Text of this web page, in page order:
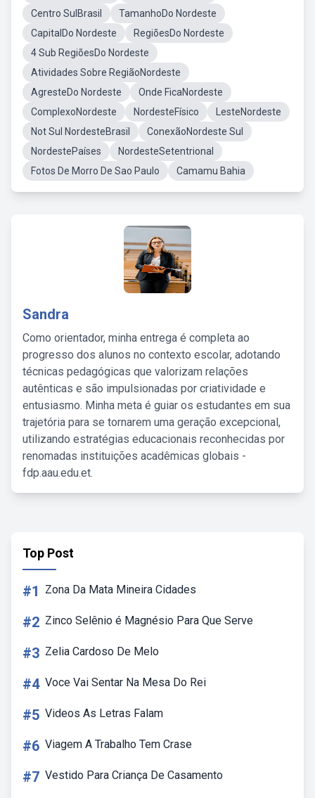
Centro SulBrasil
TamanhoDo Nordeste
CapitalDo Nordeste
RegiõesDo Nordeste
4 Sub RegiõesDo Nordeste
Atividades Sobre RegiãoNordeste
AgresteDo Nordeste
Onde FicaNordeste
ComplexoNordeste
NordesteFísico
LesteNordeste
Not Sul NordesteBrasil
ConexãoNordeste Sul
NordestePaíses
NordesteSetentrional
Fotos De Morro De Sao Paulo
Camamu Bahia
Sandra
Como orientador, minha entrega é completa ao
progresso dos alunos no contexto escolar, adotando
técnicas pedagógicas que valorizam relações
autênticas e são impulsionadas por criatividade e
entusiasmo. Minha meta é guiar os estudantes em sua
trajetória para se tornarem uma geração excepcional,
utilizando estratégias educacionais reconhecidas por
renomadas instituições acadêmicas globais -
fdp.aau.edu.et.
Top Post
#1 Zona Da Mata Mineira Cidades
#2 Zinco Selênio é Magnésio Para Que Serve
#3 Zelia Cardoso De Melo
#4 Voce Vai Sentar Na Mesa Do Rei
#5 Videos As Letras Falam
#6 Viagem A Trabalho Tem Crase
#7 Vestido Para Criança De Casamento